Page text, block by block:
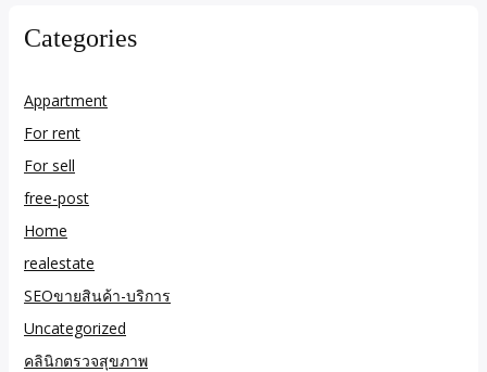
Categories
Appartment
For rent
For sell
free-post
Home
realestate
SEOขายสินค้า-บริการ
Uncategorized
คลินิกตรวจสุขภาพ